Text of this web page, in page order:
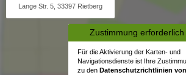
Lange Str. 5, 33397 Rietberg
Zustimmung erforderlich
Für die Aktivierung der Karten- und
Navigationsdienste ist Ihre
zu den Datenschutzrichtlinien